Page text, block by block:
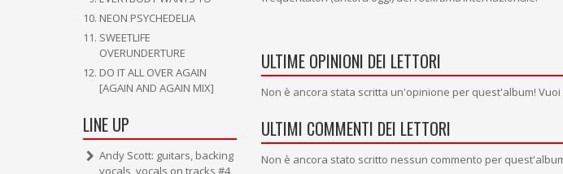
NEON PSYCHEDELIA
SWEETLIFE
OVERUNDERTURE
DO IT ALL OVER AGAIN
[AGAIN AND AGAIN MIX]
LINE UP
Andy Scott: guitars, backing
vocals, vocals on tracks #4,
ULTIME OPINIONI DEI LETTORI
Non è ancora stata scritta un'opinione per quest'album!
ULTIMI COMMENTI DEI LETTORI
Non è ancora stato scritto nessun commento per